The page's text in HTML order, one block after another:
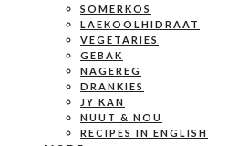
SOMERKOS
LAEKOOLHIDRAAT
VEGETARIES
GEBAK
NAGEREG
DRANKIES
JY KAN
NUUT & NOU
RECIPES IN ENGLISH